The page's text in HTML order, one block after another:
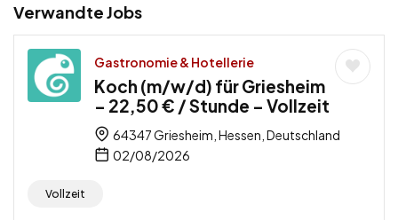
Verwandte Jobs
Gastronomie & Hotellerie
Koch (m/w/d) für Griesheim
– 22,50 € / Stunde – Vollzeit
64347 Griesheim, Hessen, Deutschland
02/08/2026
Vollzeit